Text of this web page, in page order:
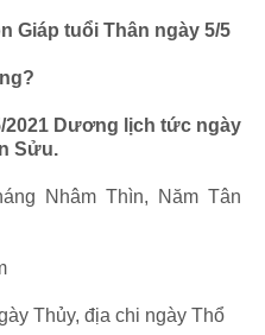
Giáp tuổi Thân ngày 5/5
2021 Dương lịch tức ngày
Sửu.
Nhâm Thìn, Năm Tân
Thủy, địa chi ngày Thổ